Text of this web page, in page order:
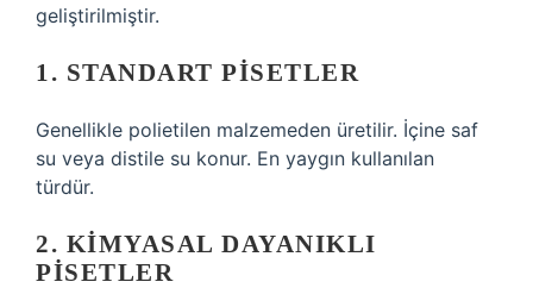
geliştirilmiştir.
1. STANDART PISETLER
Genellikle polietilen malzemeden üretilir. İçine saf
su veya distile su konur. En yaygın kullanılan
türdür.
2. KIMYASAL DAYANIKLI
PISETLER